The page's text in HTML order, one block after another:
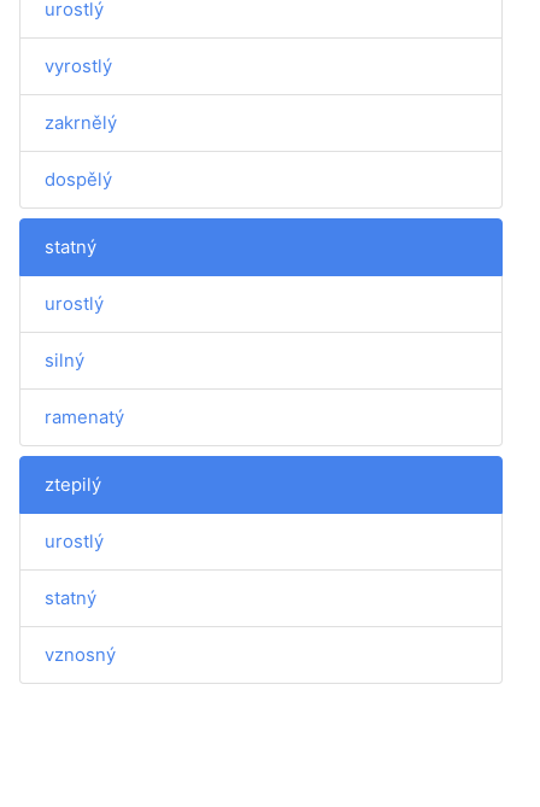
urostlý
vyrostlý
zakrnělý
dospělý
statný
urostlý
silný
ramenatý
ztepilý
urostlý
statný
vznosný